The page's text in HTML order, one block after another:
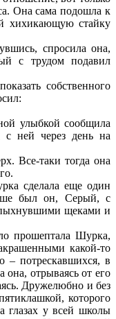
Она сама подошла к
хихикающую стайку
спросила она,
с трудом подавил
собственного
улыбкой сообщила
с ней через день на
Все-таки тогда она
сделала еще один
был он, Серый, с
щеками и
прошептала Шурка,
какой-то
– потрескавшихся, в
она, отрываясь от его
Дружелюбно и без
которого
глазах у всей школы